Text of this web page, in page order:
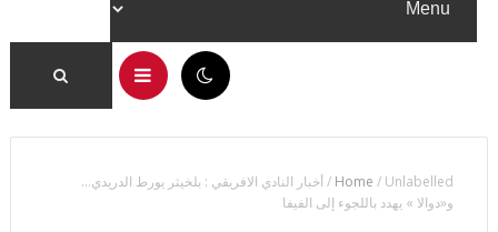
Home / Unlabelled
/ أخبار النادي الافريقي : بلخيثر يورط الدريدي...
و«دوالا » يهدد باللجوء إلى الفيفا